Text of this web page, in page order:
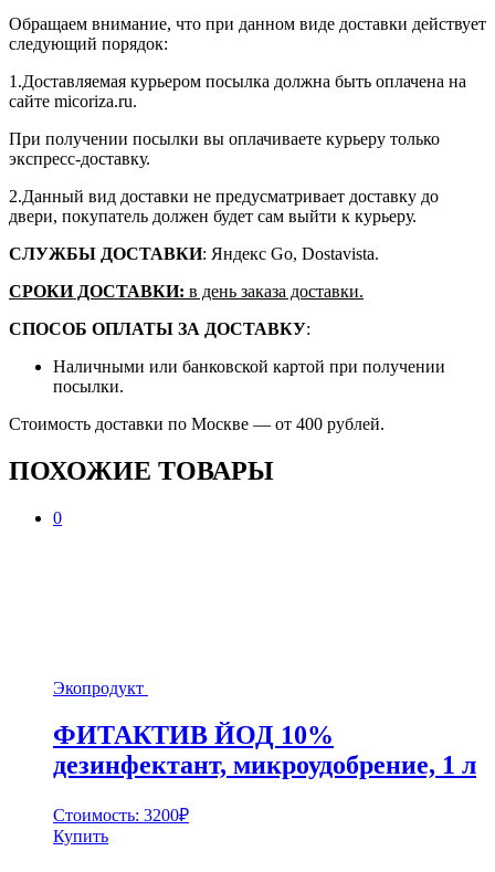
Обращаем внимание, что при данном виде доставки действует
следующий порядок:
1.Доставляемая курьером посылка должна быть оплачена на
сайте micoriza.ru.
При получении посылки вы оплачиваете курьеру только
экспресс-доставку.
2.Данный вид доставки не предусматривает доставку до
двери, покупатель должен будет сам выйти к курьеру.
СЛУЖБЫ ДОСТАВКИ: Яндекс Go, Dostavista.
СРОКИ ДОСТАВКИ: в день заказа доставки.
СПОСОБ ОПЛАТЫ ЗА ДОСТАВКУ:
Наличными или банковской картой при получении
посылки.
Стоимость доставки по Москве — от 400 рублей.
ПОХОЖИЕ ТОВАРЫ
0
Экопродукт
ФИТАКТИВ ЙОД 10%
дезинфектант, микроудобрение, 1 л
Стоимость: 3200₽
Купить